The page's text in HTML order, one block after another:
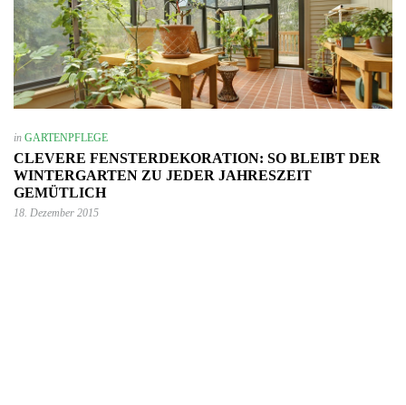
in GARTENPFLEGE
CLEVERE FENSTERDEKORATION: SO BLEIBT DER
WINTERGARTEN ZU JEDER JAHRESZEIT
GEMÜTLICH
18. Dezember 2015